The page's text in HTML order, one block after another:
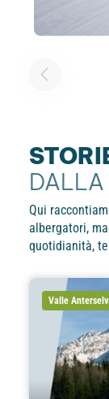
DALLA
Qui
albergatori,
quotidianità,
Valle